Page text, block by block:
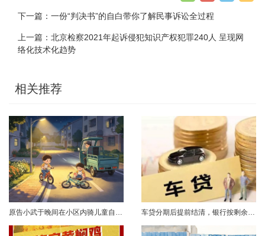
下一篇： 一份“判决书”的自白带你了解民事诉讼全过程
上一篇： 北京检察2021年起诉侵犯知识产权犯罪240人 呈现网
络化技术化趋势
相关推荐